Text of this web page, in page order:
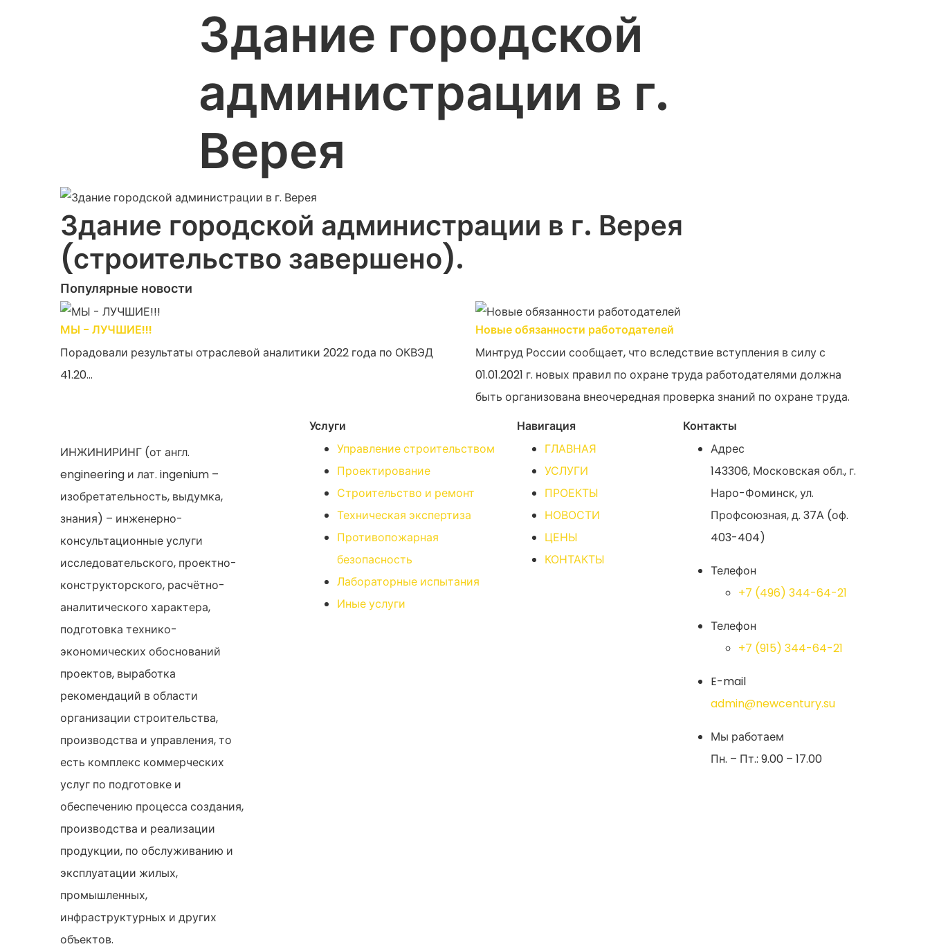
Здание городской
администрации в г.
Верея
Здание городской администрации в г. Верея
(строительство завершено).
Популярные новости
МЫ - ЛУЧШИЕ!!!
Порадовали результаты отраслевой аналитики 2022 года по ОКВЭД
41.20...
Новые обязанности работодателей
Минтруд России сообщает, что вследствие вступления в силу с
01.01.2021 г. новых правил по охране труда работодателями должна
быть организована внеочередная проверка знаний по охране труда.
ИНЖИНИРИНГ (от англ.
engineering и лат. ingenium –
изобретательность, выдумка,
знания) – инженерно-
консультационные услуги
исследовательского, проектно-
конструкторского, расчётно-
аналитического характера,
подготовка технико-
экономических обоснований
проектов, выработка
рекомендаций в области
организации строительства,
производства и управления, то
есть комплекс коммерческих
услуг по подготовке и
обеспечению процесса создания,
производства и реализации
продукции, по обслуживанию и
эксплуатации жилых,
промышленных,
инфраструктурных и других
объектов.
Услуги
Управление строительством
Проектирование
Строительство и ремонт
Техническая экспертиза
Противопожарная
безопасность
Лабораторные испытания
Иные услуги
Навигация
ГЛАВНАЯ
УСЛУГИ
ПРОЕКТЫ
НОВОСТИ
ЦЕНЫ
КОНТАКТЫ
Контакты
Адрес
143306, Московская обл., г.
Наро-Фоминск, ул.
Профсоюзная, д. 37А (оф.
403-404)
Телефон
+7 (496) 344-64-21
Телефон
+7 (915) 344-64-21
E-mail
admin@newcentury.su
Мы работаем
Пн. – Пт.: 9.00 – 17.00